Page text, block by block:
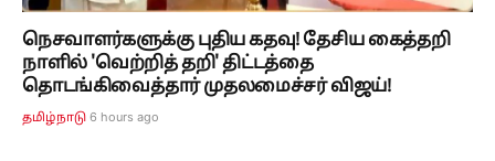
நெசவாளர்களுக்கு புதிய கதவு! தேசிய கைத்தறி
நாளில் 'வெற்றித் தறி' திட்டத்தை
தொடங்கிவைத்தார் முதலமைச்சர் விஜய்!
தமிழ்நாடு 6 hours ago